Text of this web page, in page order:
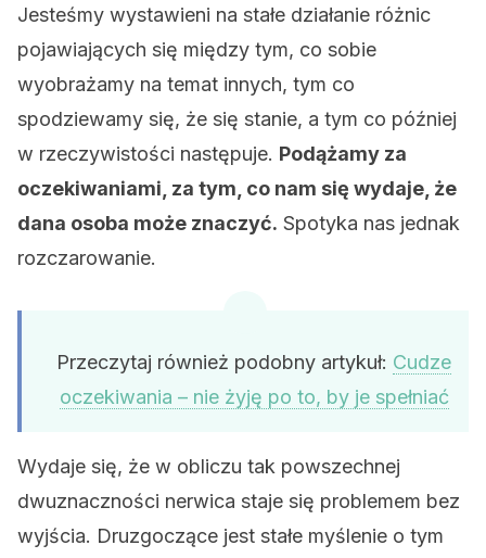
Jesteśmy wystawieni na stałe działanie różnic
pojawiających się między tym, co sobie
wyobrażamy na temat innych, tym co
spodziewamy się, że się stanie, a tym co później
w rzeczywistości następuje. Podążamy za
oczekiwaniami, za tym, co nam się wydaje, że
dana osoba może znaczyć. Spotyka nas jednak
rozczarowanie.
Przeczytaj również podobny artykuł: Cudze
oczekiwania – nie żyję po to, by je spełniać
Wydaje się, że w obliczu tak powszechnej
dwuznaczności nerwica staje się problemem bez
wyjścia. Druzgoczące jest stałe myślenie o tym